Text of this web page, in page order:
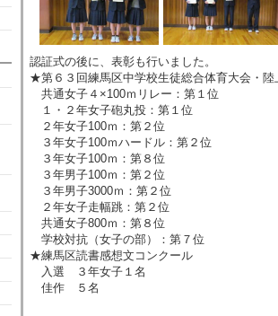
認証式の後に、表彰も行いました。
★第６３回練馬区中学校生徒総合体育大会・陸
共通女子４×100ｍリレー：第１位
１・２年女子砲丸投：第１位
２年女子100ｍ：第２位
３年女子100ｍハードル：第２位
３年女子100ｍ：第８位
３年男子100ｍ：第２位
３年男子3000ｍ：第２位
２年女子走幅跳：第２位
共通女子800ｍ：第８位
学校対抗（女子の部）：第７位
★練馬区読書感想文コンクール
入選 ３年女子１名
佳作 ５名